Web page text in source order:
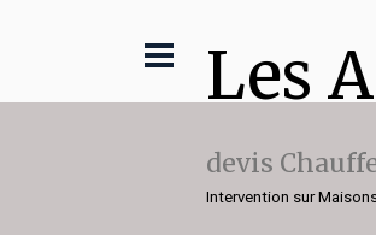
Les
devis
Intervention sur